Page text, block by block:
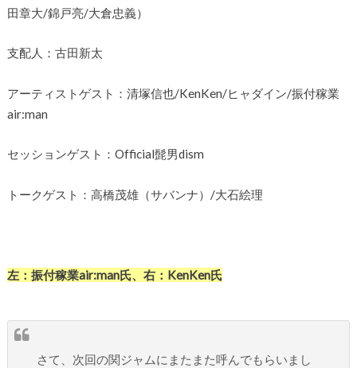
田章大/錦戸亮/大倉忠義）
支配人：古田新太
アーティストゲスト：清塚信也/KenKen/ヒャダイン/振付稼業
air:man
セッションゲスト：Official髭男dism
トークゲスト：高橋茂雄（サバンナ）/大石絵理
左：振付稼業air:man氏、右：KenKen氏
さて、次回の関ジャムにまたまた呼んでもらいまし